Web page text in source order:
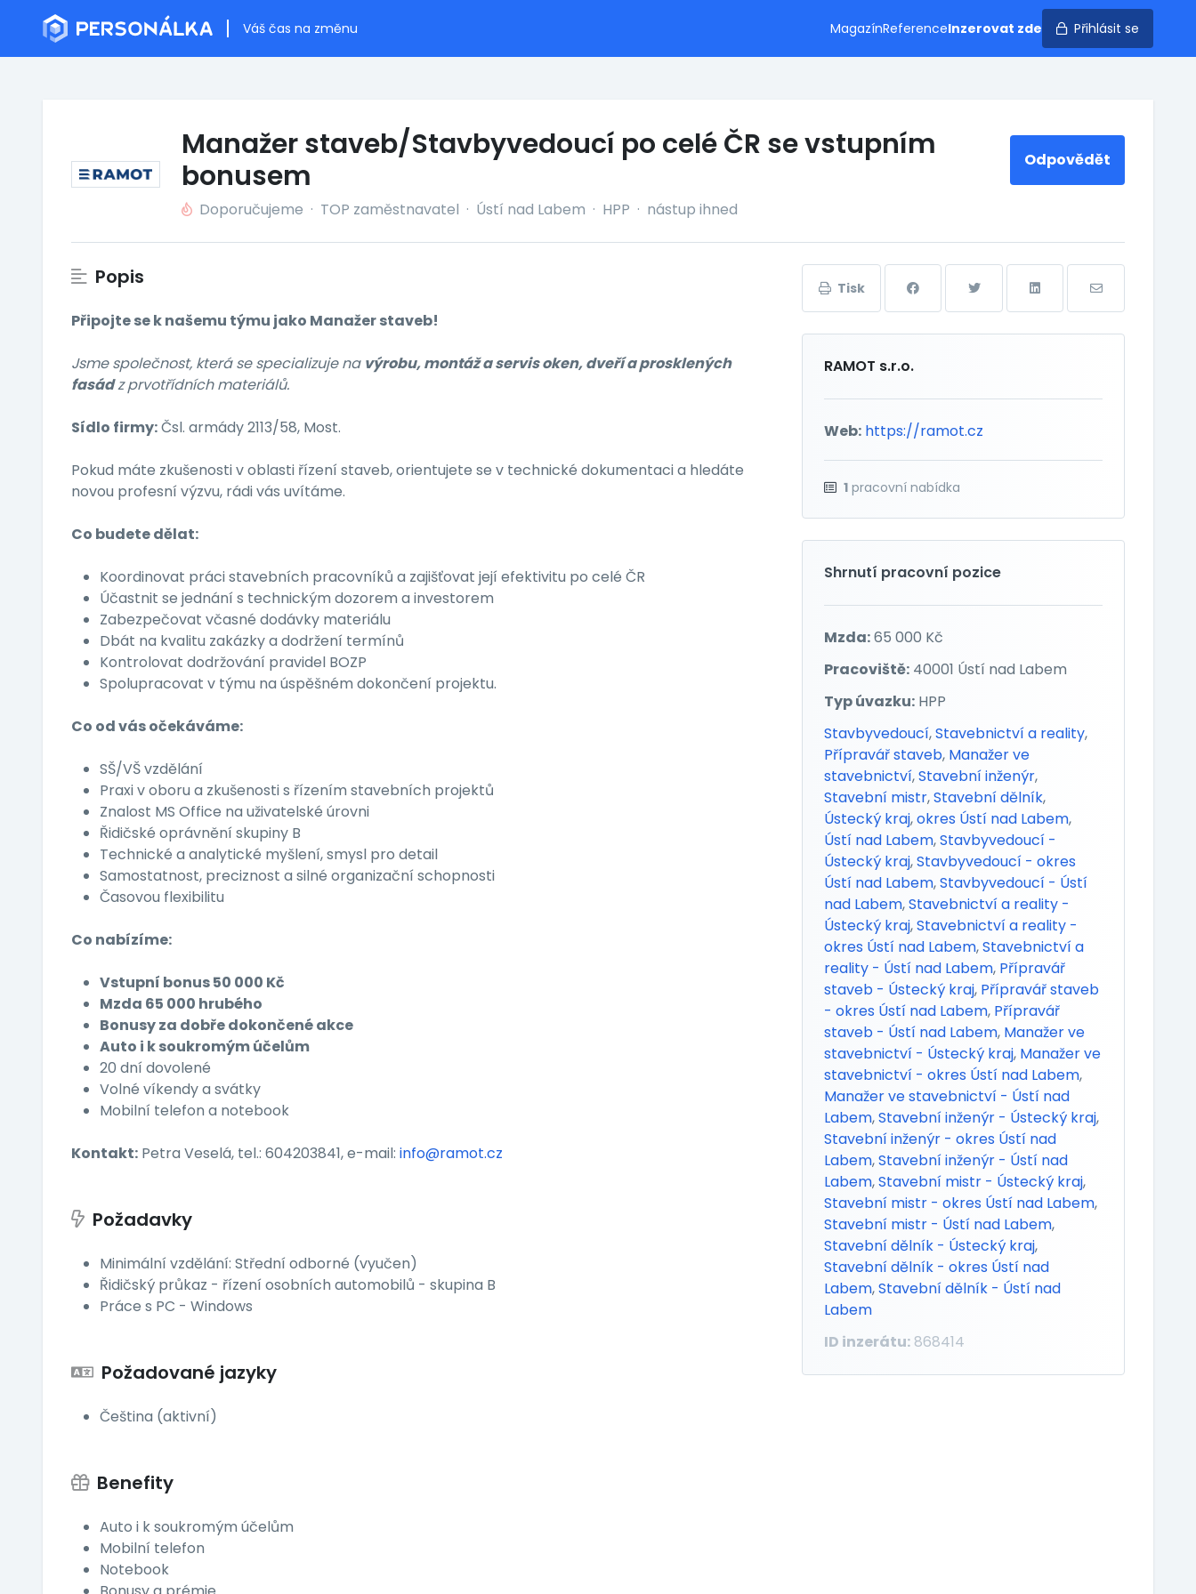
Váš čas na změnu MagazínReferenceInzerovat zde Přihlásit se
Manažer staveb/Stavbyvedoucí po celé ČR se vstupním
bonusem
Odpovědět
Doporučujeme · TOP zaměstnavatel · Ústí nad Labem · HPP · nástup ihned
Popis
Připojte se k našemu týmu jako Manažer staveb!
Jsme společnost, která se specializuje na výrobu, montáž a servis oken, dveří a prosklených
fasádz prvotřídních materiálů.
Sídlo firmy:Čsl. armády 2113/58, Most.
Pokud máte zkušenosti v oblasti řízení staveb, orientujete se v technické dokumentaci a hledáte
novou profesní výzvu, rádi vás uvítáme.
Co budete dělat:
Koordinovat práci stavebních pracovníků a zajišťovat její efektivitu po celé ČR
Účastnit se jednání s technickým dozorem a investorem
Zabezpečovat včasné dodávky materiálu
Dbát na kvalitu zakázky a dodržení termínů
Kontrolovat dodržování pravidel BOZP
Spolupracovat v týmu na úspěšném dokončení projektu.
Co od vás očekáváme:
SŠ/VŠ vzdělání
Praxi v oboru a zkušenosti s řízením stavebních projektů
Znalost MS Office na uživatelské úrovni
Řidičské oprávnění skupiny B
Technické a analytické myšlení, smysl pro detail
Samostatnost, preciznost a silné organizační schopnosti
Časovou flexibilitu
Co nabízíme:
Vstupní bonus 50 000 Kč
Mzda 65 000 hrubého
Bonusy za dobře dokončené akce
Auto i k soukromým účelům
20 dní dovolené
Volné víkendy a svátky
Mobilní telefon a notebook
Kontakt: Petra Veselá, tel.: 604203841, e-mail: info@ramot.cz
Požadavky
Minimální vzdělání: Střední odborné (vyučen)
Řidičský průkaz - řízení osobních automobilů - skupina B
Práce s PC - Windows
Požadované jazyky
Čeština (aktivní)
Benefity
Auto i k soukromým účelům
Mobilní telefon
Notebook
Tisk
RAMOT s.r.o.
Web: https://ramot.cz
1 pracovní nabídka
Shrnutí pracovní pozice
Mzda:65 000 Kč
Pracoviště: 40001 Ústí nad Labem
Typ úvazku: HPP
Stavbyvedoucí,Stavebnictví a reality,
Přípravář staveb, Manažer ve
stavebnictví,Stavební inženýr,
Stavební mistr,Stavební dělník,
Ústecký kraj,okres Ústí nad Labem,
Ústí nad Labem,Stavbyvedoucí -
Ústecký kraj,Stavbyvedoucí - okres
Ústí nad Labem,Stavbyvedoucí - Ústí
nad Labem,Stavebnictví a reality -
Ústecký kraj,Stavebnictví a reality -
okres Ústí nad Labem,Stavebnictví a
reality - Ústí nad Labem, Přípravář
staveb - Ústecký kraj, Přípravář staveb
- okres Ústí nad Labem, Přípravář
staveb - Ústí nad Labem, Manažer ve
stavebnictví - Ústecký kraj, Manažer ve
stavebnictví - okres Ústí nad Labem,
Manažer ve stavebnictví - Ústí nad
Labem,Stavební inženýr - Ústecký kraj,
Stavební inženýr - okres Ústí nad
Labem,Stavební inženýr - Ústí nad
Labem,Stavební mistr - Ústecký kraj,
Stavební mistr - okres Ústí nad Labem,
Stavební mistr - Ústí nad Labem,
Stavební dělník - Ústecký kraj,
Stavební dělník - okres Ústí nad
Labem,Stavební dělník - Ústí nad
Labem
ID inzerátu: 868414